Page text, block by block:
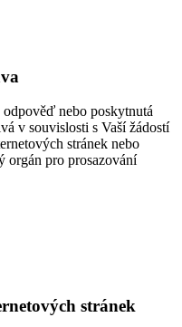
nebo poskytnutá
v souvislosti s Vaší žádostí
stránek nebo
orgán pro prosazování
stránek